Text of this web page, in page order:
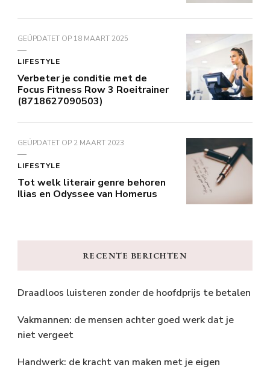
GEÜPDATET OP 18 MAART 2025
LIFESTYLE
Verbeter je conditie met de
Focus Fitness Row 3 Roeitrainer
(8718627090503)
GEÜPDATET OP 2 MAART 2023
LIFESTYLE
Tot welk literair genre behoren
Ilias en Odyssee van Homerus
RECENTE BERICHTEN
Draadloos luisteren zonder de hoofdprijs te betalen
Vakmannen: de mensen achter goed werk dat je
niet vergeet
Handwerk: de kracht van maken met je eigen